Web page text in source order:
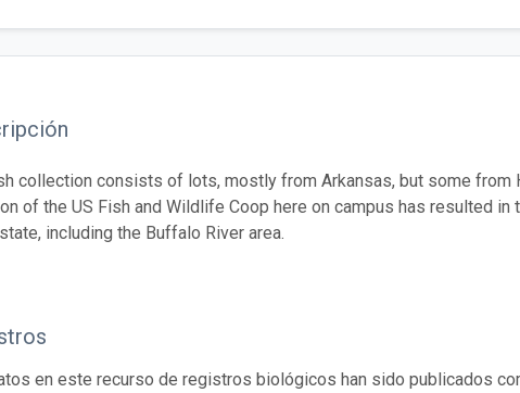
collection consists of lots, mostly from Arkansas, but some from
of the US Fish and Wildlife Coop here on campus has resulted
including the Buffalo River area.
en este recurso de registros biológicos han sido publicados